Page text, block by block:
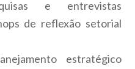
e entrevistas
de reflexão setorial
estratégico